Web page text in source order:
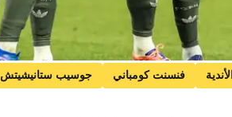
فنسنت كومباني جوسيب ستانيشيتش